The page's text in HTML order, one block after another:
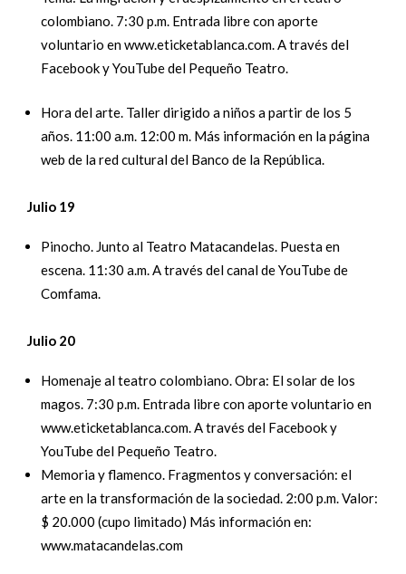
colombiano. 7:30 p.m. Entrada libre con aporte
voluntario en www.eticketablanca.com. A través del
Facebook y YouTube del Pequeño Teatro.
Hora del arte. Taller dirigido a niños a partir de los 5
años. 11:00 a.m. 12:00 m. Más información en la página
web de la red cultural del Banco de la República.
Julio 19
Pinocho. Junto al Teatro Matacandelas. Puesta en
escena. 11:30 a.m. A través del canal de YouTube de
Comfama.
Julio 20
Homenaje al teatro colombiano. Obra: El solar de los
magos. 7:30 p.m. Entrada libre con aporte voluntario en
www.eticketablanca.com. A través del Facebook y
YouTube del Pequeño Teatro.
Memoria y flamenco. Fragmentos y conversación: el
arte en la transformación de la sociedad. 2:00 p.m. Valor:
$ 20.000 (cupo limitado) Más información en:
www.matacandelas.com